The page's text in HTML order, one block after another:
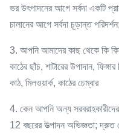
ভর উৎপাদনের আগে সর্বদা একটি
চালানের আগে সর্বদা চূড়ান্ত পরিদর্শন;
3. আপনি আমাদের কাছ থেকে কি
কাঠের ছাঁচ, শাটারের উপাদান,
কাঠ, মিলওয়ার্ক, কাঠের চেম্বার
4. কেন আপনি অন্য
12 বছরের উত্পাদন অভিজ্ঞতা; দ্রুত